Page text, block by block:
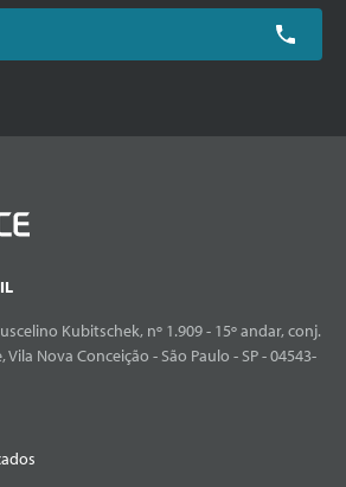
Kubitschek, nº 1.909 - 15º andar, conj.
Vila Nova Conceição - São Paulo - SP - 04543-